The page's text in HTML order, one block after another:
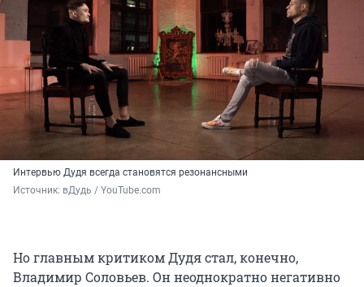
Интервью Дудя всегда становятся резонансными
Источник: вДудь / YouTube.com
Но главным критиком Дудя стал, конечно,
Владимир Соловьев. Он неоднократно негативно